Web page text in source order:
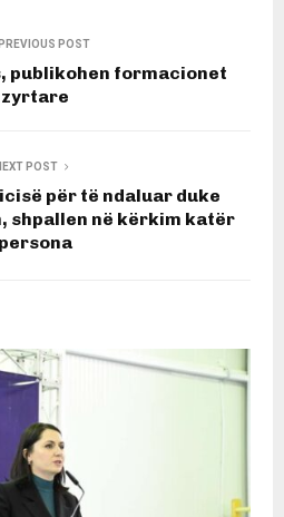
PREVIOUS POST
publikohen formacionet
zyrtare
POST
për të ndaluar duke
shpallen në kërkim katër
persona